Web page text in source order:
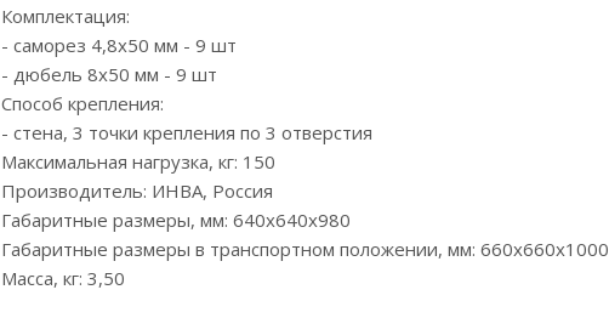
Комплектация:
- саморез 4,8х50 мм - 9 шт
- дюбель 8х50 мм - 9 шт
Способ крепления:
- стена, 3 точки крепления по 3 отверстия
Максимальная нагрузка, кг: 150
Производитель: ИНВА, Россия
Габаритные размеры, мм: 640х640х980
Габаритные размеры в транспортном положении, мм: 660х660х1000
Масса, кг: 3,50